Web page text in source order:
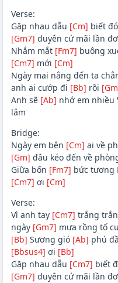
Verse:
Gặp nhau dẫu [Cm] biết
[Gm7] duyên cứ mãi lần
Nhắm mắt [Fm7] buông
[Cm7] mới [Cm]
Ngày mai nắng đến ta
anh ai cướp đi [Bb] rồi
Anh sẽ [Ab] nhớ em nhiều
lắm
Bridge:
Ngày em bên [Cm] ai về
[Gm] đâu kéo đến về
Giữa bốn [Fm7] bức tương
[Cm7] ơi [Cm]
Verse:
Vì anh tay [Cm7] trắng
ngày [Gm7] mưa rồng tố
[Bb] Sương gió [Ab] phú
[Bbsus4] ơi [Bb]
Gặp nhau dẫu [Cm7] biết
[Gm7] duyên cứ mãi lần